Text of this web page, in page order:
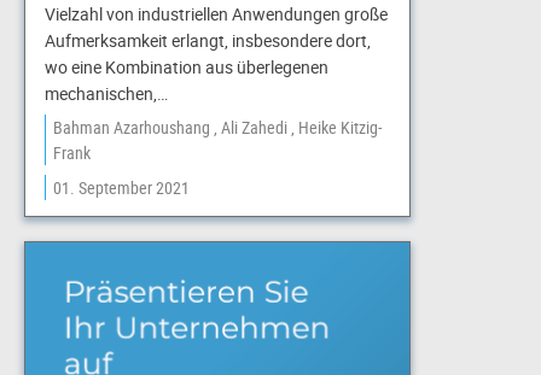
Vielzahl von industriellen Anwendungen große
Aufmerksamkeit erlangt, insbesondere dort,
wo eine Kombination aus überlegenen
mechanischen,…
Bahman Azarhoushang Ali Zahedi Heike Kitzig-
Frank
01. September 2021